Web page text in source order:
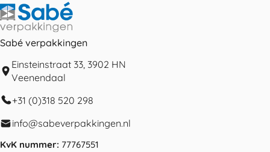
Sabé verpakkingen
Einsteinstraat 33, 3902 HN
Veenendaal
+31 (0)318 520 298
info@sabeverpakkingen.nl
KvK nummer: 77767551